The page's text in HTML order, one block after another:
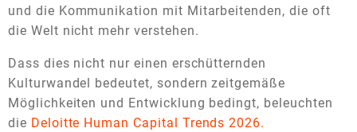
und die Kommunikation mit Mitarbeitenden, die oft
die Welt nicht mehr verstehen.
Dass dies nicht nur einen erschütternden
Kulturwandel bedeutet, sondern zeitgemäße
Möglichkeiten und Entwicklung bedingt, beleuchten
die Deloitte Human Capital Trends 2026.